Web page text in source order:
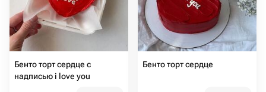
Бенто торт сердце с
надписью i love you
Бенто торт сердце